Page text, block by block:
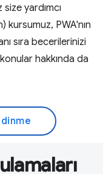
size yardımcı
kursumuz, PWA'nın
sıra becerilerinizi
hakkında da